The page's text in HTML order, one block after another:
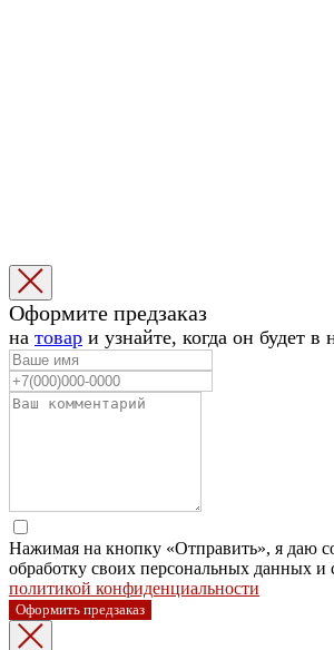
Оформите предзаказ
на товар и узнайте, когда он будет в
Нажимая на кнопку «Отправить», я даю
обработку своих персональных данных и
политикой конфиденциальности
Оформить предзаказ